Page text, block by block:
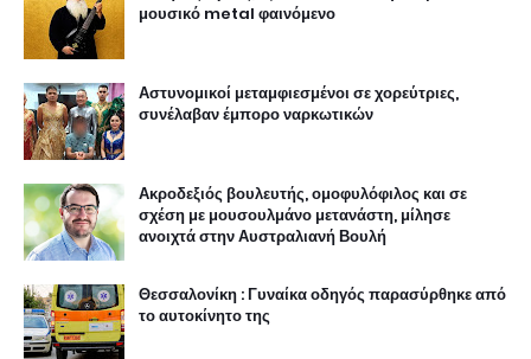
μουσικό metal φαινόμενο
Αστυνομικοί μεταμφιεσμένοι σε χορεύτριες,
συνέλαβαν έμπορο ναρκωτικών
Ακροδεξιός βουλευτής, ομοφυλόφιλος και σε
σχέση με μουσουλμάνο μετανάστη, μίλησε
ανοιχτά στην Αυστραλιανή Βουλή
Θεσσαλονίκη : Γυναίκα οδηγός παρασύρθηκε από
το αυτοκίνητο της